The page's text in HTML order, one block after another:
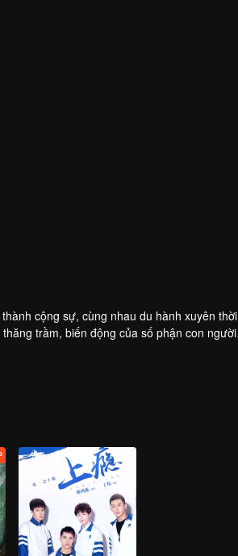
cộng sự, cùng nhau du hành xuyên thời
trầm, biến động của số phận con người
được một tình bạn đẹp vượt qua cả
mình.